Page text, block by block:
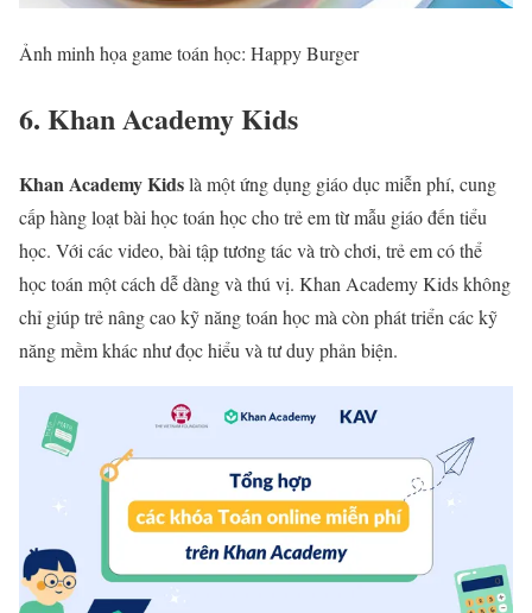
Ảnh minh họa game toán học: Happy Burger
6. Khan Academy Kids
Khan Academy Kidslà một ứng dụng giáo dục miễn phí, cung
cấp hàng loạt bài học toán học cho trẻ em từ mẫu giáo đến tiểu
học. Với các video, bài tập tương tác và trò chơi, trẻ em có thể
học toán một cách dễ dàng và thú vị. Khan Academy Kids không
chỉ giúp trẻ nâng cao kỹ năng toán học mà còn phát triển các kỹ
năng mềm khác như đọc hiểu và tư duy phản biện.